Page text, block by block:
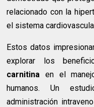
relacionado con la
el sistema
Estos datos
explorar los
carnitina en el
humanos. Un
administración